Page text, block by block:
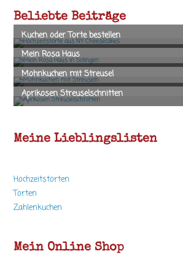
Beliebte Beiträge
Meine Lieblingslisten
Hochzeitstorten
Torten
Zahlenkuchen
Mein Online Shop